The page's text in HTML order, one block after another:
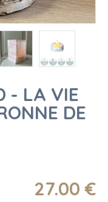
- LA VIE
DE
27.00 €